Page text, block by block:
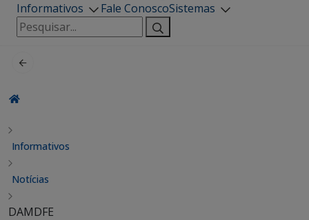
Informativos
Fale ConoscoSistemas
Pesquisar
por:
Informativos
Notícias
DAMDFE